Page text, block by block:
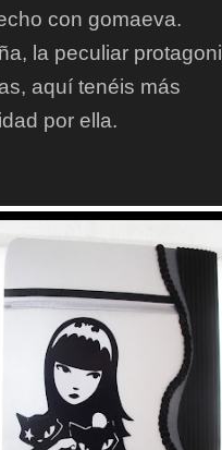
con gomaeva.
la peculiar
aquí tenéis más
por ella.